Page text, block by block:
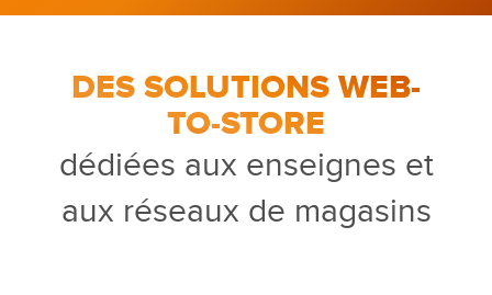
DES SOLUTIONS WEB-
TO-STORE
dédiées aux enseignes et
aux réseaux de magasins